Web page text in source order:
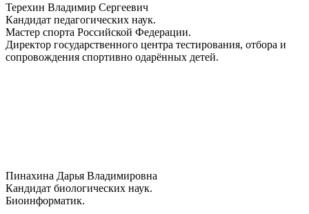
Терехин Владимир Сергеевич
Кандидат педагогических наук.
Мастер спорта Российской Федерации.
Директор государственного центра тестирования, отбора и
сопровождения спортивно одарённых детей.
Пинахина Дарья Владимировна
Кандидат биологических наук.
Биоинформатик.